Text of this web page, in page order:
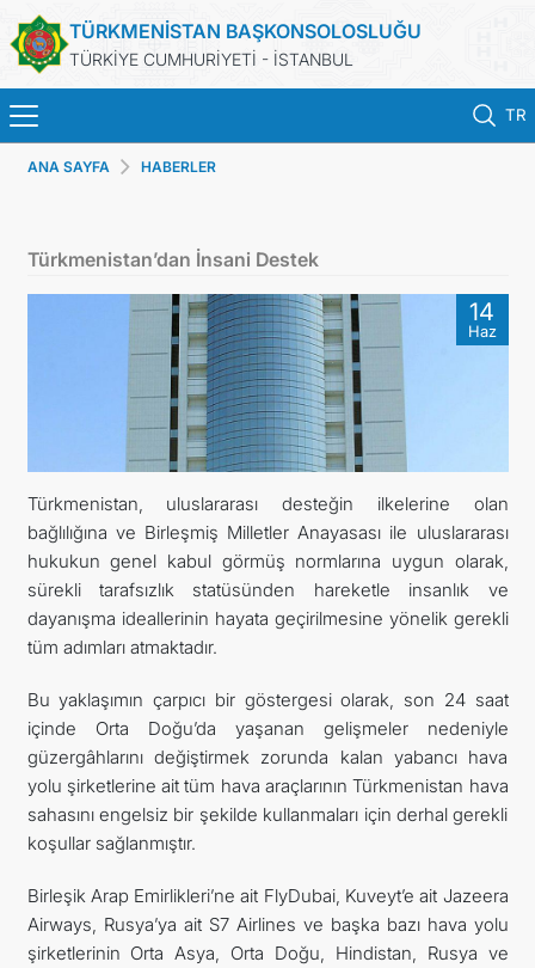
TÜRKMENİSTAN BAŞKONSOLOSLUĞU
TÜRKİYE CUMHURİYETİ - İSTANBUL
TR
TÜRKMENISTAN
KONSOLOSLUK RANDEVU SISTEMI
KONSOLOSLUK IŞLEMLERI
DB
İLETIŞIM
ANA SAYFA HABERLER
Türkmenistan’dan İnsani Destek
14
Haz
Türkmenistan, uluslararası desteğin ilkelerine olan
bağlılığına ve Birleşmiş Milletler Anayasası ile uluslararası
hukukun genel kabul görmüş normlarına uygun olarak,
sürekli tarafsızlık statüsünden hareketle insanlık ve
dayanışma ideallerinin hayata geçirilmesine yönelik gerekli
tüm adımları atmaktadır.
Bu yaklaşımın çarpıcı bir göstergesi olarak, son 24 saat
içinde Orta Doğu’da yaşanan gelişmeler nedeniyle
güzergâhlarını değiştirmek zorunda kalan yabancı hava
yolu şirketlerine ait tüm hava araçlarının Türkmenistan hava
sahasını engelsiz bir şekilde kullanmaları için derhal gerekli
koşullar sağlanmıştır.
Birleşik Arap Emirlikleri’ne ait FlyDubai, Kuveyt’e ait Jazeera
Airways, Rusya’ya ait S7 Airlines ve başka bazı hava yolu
şirketlerinin Orta Asya, Orta Doğu, Hindistan, Rusya ve